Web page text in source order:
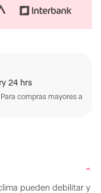
24 hrs
Para compras mayores a
pueden debilitar y